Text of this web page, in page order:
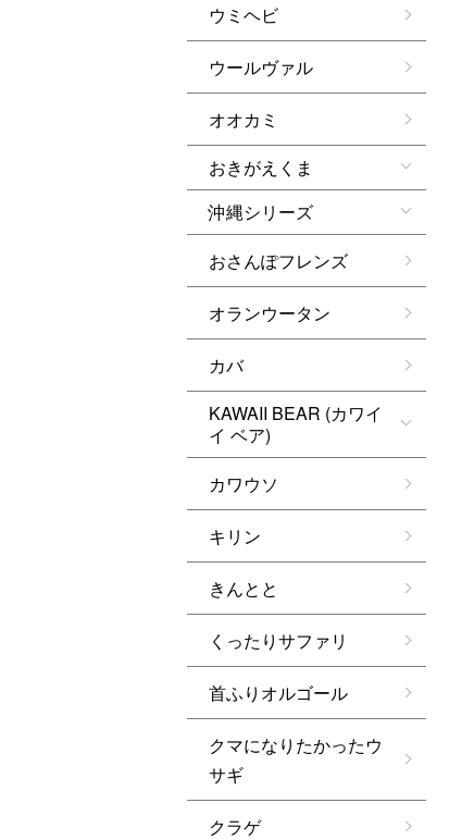
ウミヘビ
ウールヴァル
オオカミ
おきがえくま
沖縄シリーズ
おさんぽフレンズ
オランウータン
カバ
KAWAII BEAR (カワイ
イ ベア)
カワウソ
キリン
きんとと
くったりサファリ
首ふりオルゴール
クマになりたかったウ
サギ
クラゲ